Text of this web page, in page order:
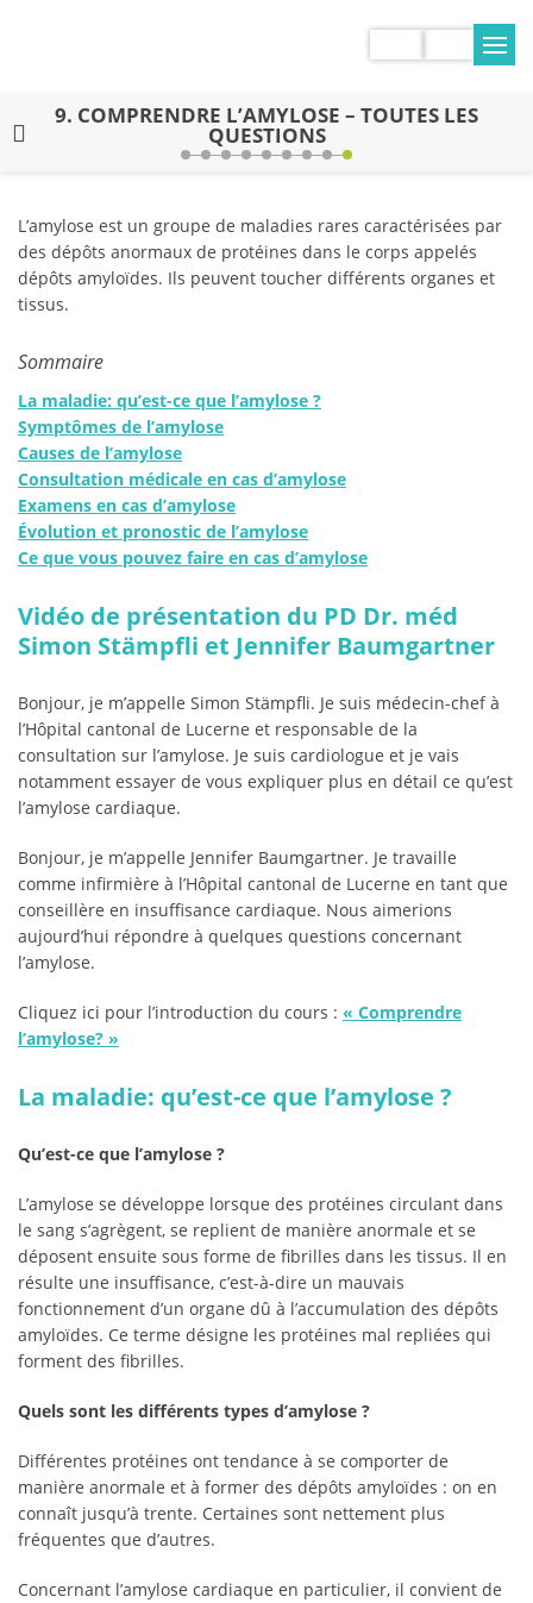
9. COMPRENDRE L’AMYLOSE – TOUTES LES
QUESTIONS
L’amylose est un groupe de maladies rares caractérisées par
des dépôts anormaux de protéines dans le corps appelés
dépôts amyloïdes. Ils peuvent toucher différents organes et
tissus.
Sommaire
La maladie: qu’est-ce que l’amylose ?
Symptômes de l’amylose
Causes de l’amylose
Consultation médicale en cas d’amylose
Examens en cas d’amylose
Évolution et pronostic de l’amylose
Ce que vous pouvez faire en cas d’amylose
Vidéo de présentation du PD Dr. méd
Simon Stämpfli et Jennifer Baumgartner
Bonjour, je m’appelle Simon Stämpfli. Je suis médecin-chef à
l’Hôpital cantonal de Lucerne et responsable de la
consultation sur l’amylose. Je suis cardiologue et je vais
notamment essayer de vous expliquer plus en détail ce qu’est
l’amylose cardiaque.
Bonjour, je m’appelle Jennifer Baumgartner. Je travaille
comme infirmière à l’Hôpital cantonal de Lucerne en tant que
conseillère en insuffisance cardiaque. Nous aimerions
aujourd’hui répondre à quelques questions concernant
l’amylose.
Cliquez ici pour l’introduction du cours : « Comprendre
l’amylose? »
La maladie: qu’est-ce que l’amylose ?
Qu’est-ce que l’amylose ?
L’amylose se développe lorsque des protéines circulant dans
le sang s’agrègent, se replient de manière anormale et se
déposent ensuite sous forme de fibrilles dans les tissus. Il en
résulte une insuffisance, c’est-à-dire un mauvais
fonctionnement d’un organe dû à l’accumulation des dépôts
amyloïdes. Ce terme désigne les protéines mal repliées qui
forment des fibrilles.
Quels sont les différents types d’amylose ?
Différentes protéines ont tendance à se comporter de
manière anormale et à former des dépôts amyloïdes : on en
connaît jusqu’à trente. Certaines sont nettement plus
fréquentes que d’autres.
Concernant l’amylose cardiaque en particulier, il convient de